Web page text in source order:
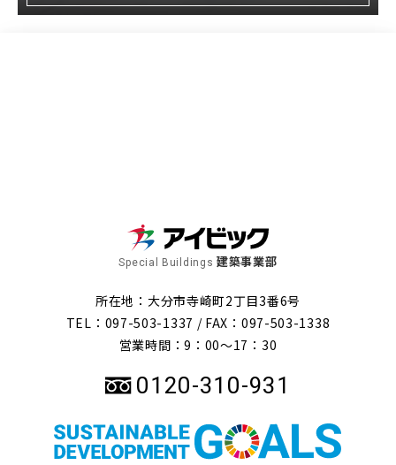
Special Buildings 建築事業部
所在地：大分市寺崎町2丁目3番6号
TEL：097-503-1337 / FAX：097-503-1338
営業時間：9：00～17：30
0120-310-931